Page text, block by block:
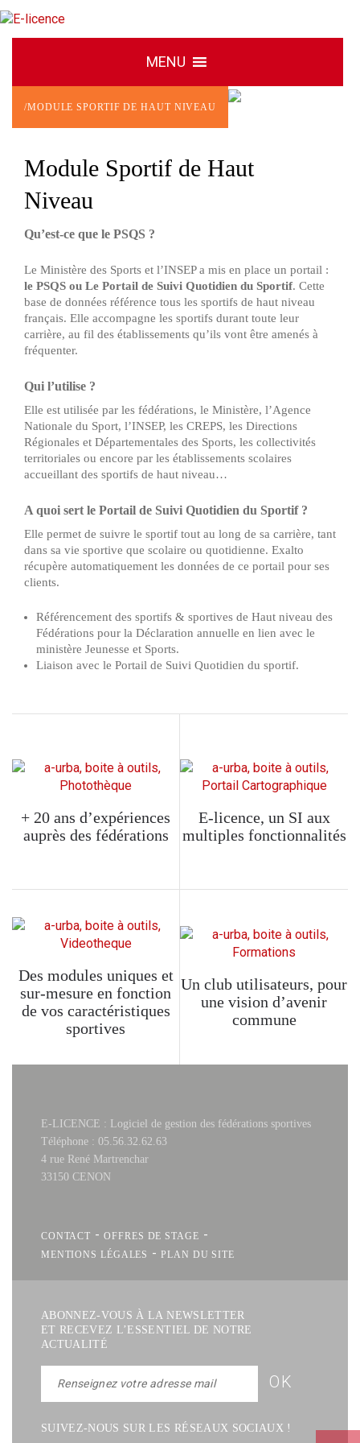
/MODULE SPORTIF DE HAUT NIVEAU
Module Sportif de Haut
Niveau
Qu’est-ce que le PSQS ?
Le Ministère des Sports et l’INSEP a mis en place un portail :
le PSQS ou Le Portail de Suivi Quotidien du Sportif. Cette
base de données référence tous les sportifs de haut niveau
français. Elle accompagne les sportifs durant toute leur
carrière, au fil des établissements qu’ils vont être amenés à
fréquenter.
Qui l’utilise ?
Elle est utilisée par les fédérations, le Ministère, l’Agence
Nationale du Sport, l’INSEP, les CREPS, les Directions
Régionales et Départementales des Sports, les collectivités
territoriales ou encore par les établissements scolaires
accueillant des sportifs de haut niveau…
A quoi sert le Portail de Suivi Quotidien du Sportif ?
Elle permet de suivre le sportif tout au long de sa carrière, tant
dans sa vie sportive que scolaire ou quotidienne. Exalto
récupère automatiquement les données de ce portail pour ses
clients.
Référencement des sportifs & sportives de Haut niveau des
Fédérations pour la Déclaration annuelle en lien avec le
ministère Jeunesse et Sports.
Liaison avec le Portail de Suivi Quotidien du sportif.
+ 20 ans d’expériences
auprès des fédérations
E-licence, un SI aux
multiples fonctionnalités
Des modules uniques et
sur-mesure en fonction
de vos caractéristiques
sportives
Un club utilisateurs, pour
une vision d’avenir
commune
E-LICENCE : Logiciel de gestion des fédérations sportives
Téléphone : 05.56.32.62.63
4 rue René Martrenchar
33150 CENON
CONTACT - OFFRES DE STAGE -
MENTIONS LÉGALES - PLAN DU SITE
ABONNEZ-VOUS À LA NEWSLETTER
ET RECEVEZ L’ESSENTIEL DE NOTRE
ACTUALITÉ
SUIVEZ-NOUS SUR LES RÉSEAUX SOCIAUX !